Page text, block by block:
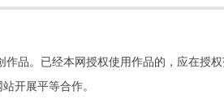
品。已经本网授权使用作品的，应在授
开展平等合作。